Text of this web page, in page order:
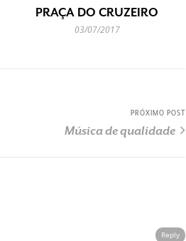
PRAÇA DO CRUZEIRO
03/07/2017
PRÓXIMO POST
Música de qualidade
Reply